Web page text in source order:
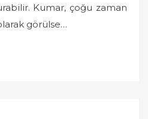
Kumar, çoğu zaman
görülse…